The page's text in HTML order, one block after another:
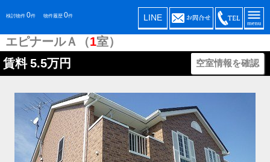
検討物件 0件 物件履歴 0件 LINE
エピナールＡ（1室）
賃料 5.5万円 空室情報を確認